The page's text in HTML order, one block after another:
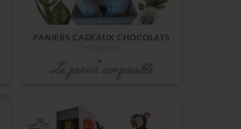
PANIERS CADEAUX CHOCOLATS
6 PRODUITS